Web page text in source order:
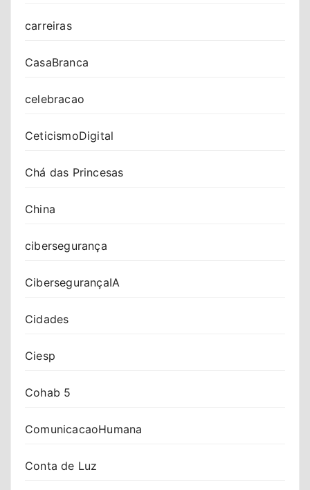
carreiras
CasaBranca
celebracao
CeticismoDigital
Chá das Princesas
China
cibersegurança
CibersegurançaIA
Cidades
Ciesp
Cohab 5
ComunicacaoHumana
Conta de Luz